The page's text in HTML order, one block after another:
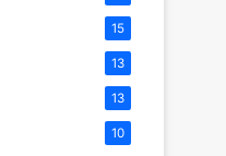
15
13
13
10